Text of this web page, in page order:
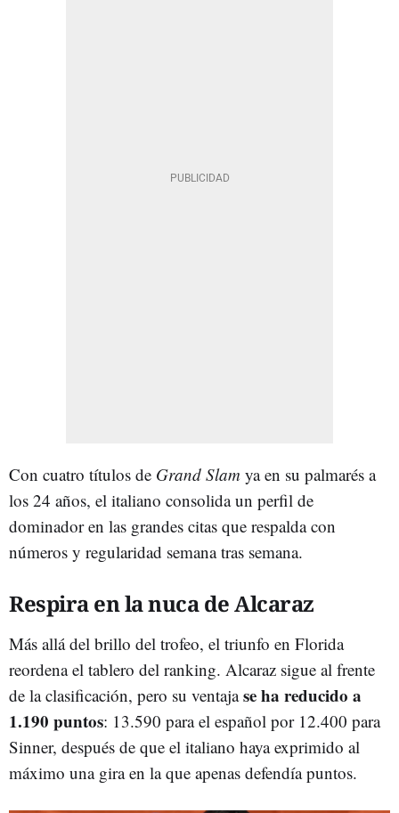
Con cuatro títulos de Grand Slam ya en su palmarés a
los 24 años, el italiano consolida un perfil de
dominador en las grandes citas que respalda con
números y regularidad semana tras semana.
Respira en la nuca de Alcaraz
Más allá del brillo del trofeo, el triunfo en Florida
reordena el tablero del ranking. Alcaraz sigue al frente
de la clasificación, pero su ventajase ha reducido a
1.190 puntos: 13.590 para el español por 12.400 para
Sinner, después de que el italiano haya exprimido al
máximo una gira en la que apenas defendía puntos.